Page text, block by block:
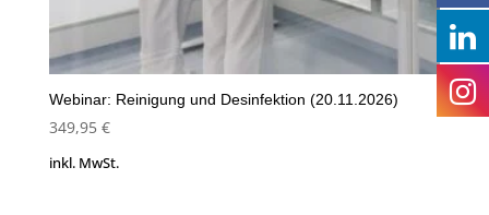
Webinar: Reinigung und Desinfektion (20.11.2026)
349,95 €
inkl. MwSt.